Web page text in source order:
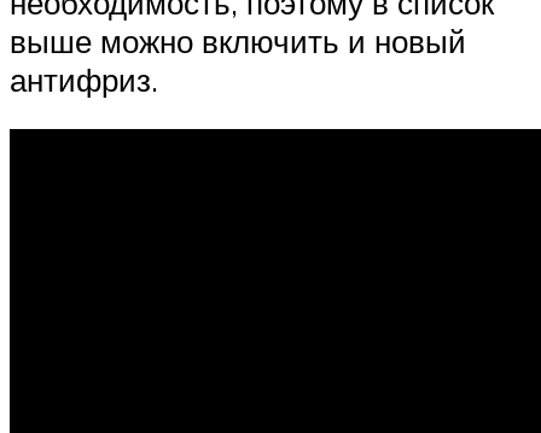
выше можно включить и новый
антифриз.